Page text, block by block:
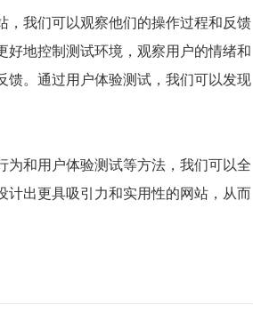
，我们可以观察他们的操作过程和反馈
好地控制测试环境，观察用户的情绪和
馈。通过用户体验测试，我们可以发现
为和用户体验测试等方法，我们可以全
计出更具吸引力和实用性的网站，从而